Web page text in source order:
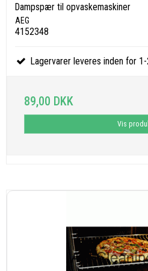
Dampspær til opvaskemaskiner
AEG
4152348
Lagervarer leveres inden for
89,00 DKK
Vis